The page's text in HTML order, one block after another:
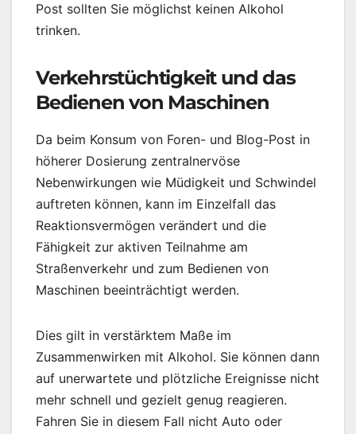
Post sollten Sie möglichst keinen Alkohol
trinken.
Verkehrstüchtigkeit und das
Bedienen von Maschinen
Da beim Konsum von Foren- und Blog-Post in
höherer Dosierung zentralnervöse
Nebenwirkungen wie Müdigkeit und Schwindel
auftreten können, kann im Einzelfall das
Reaktionsvermögen verändert und die
Fähigkeit zur aktiven Teilnahme am
Straßenverkehr und zum Bedienen von
Maschinen beeinträchtigt werden.
Dies gilt in verstärktem Maße im
Zusammenwirken mit Alkohol. Sie können dann
auf unerwartete und plötzliche Ereignisse nicht
mehr schnell und gezielt genug reagieren.
Fahren Sie in diesem Fall nicht Auto oder